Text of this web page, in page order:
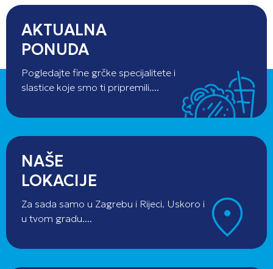
AKTUALNA
PONUDA
Pogledajte fine grčke specijalitete i
slastice koje smo ti pripremili....
NAŠE
LOKACIJE
Za sada samo u Zagrebu i Rijeci. Uskoro i
u tvom gradu....